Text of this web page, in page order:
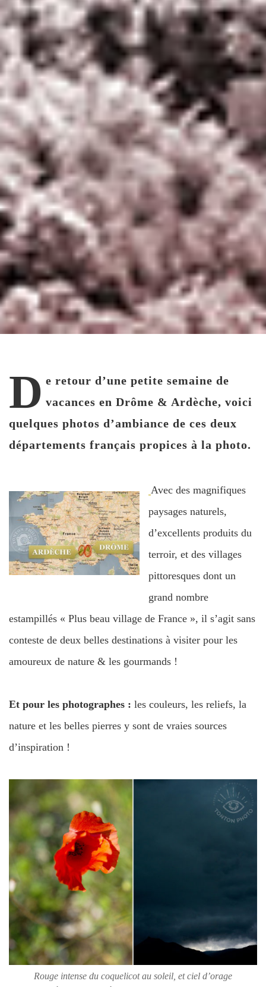
D e retour d’une petite semaine de
vacances en Drôme & Ardèche, voici
quelques photos d’ambiance de ces deux
départements français propices à la photo.
Avec des magnifiques
paysages naturels,
d’excellents produits du
terroir, et des villages
pittoresques dont un
grand nombre
estampillés « Plus beau village de France », il s’agit sans
conteste de deux belles destinations à visiter pour les
amoureux de nature & les gourmands !
Et pour les photographes : les couleurs, les reliefs, la
nature et les belles pierres y sont de vraies sources
d’inspiration !
Rouge intense du coquelicot au soleil, et ciel d’orage